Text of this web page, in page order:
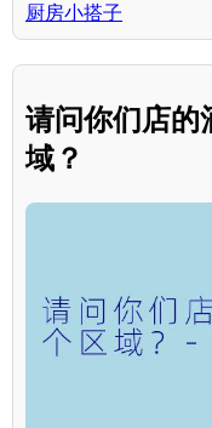
厨房小搭子
请问你们店的
域？